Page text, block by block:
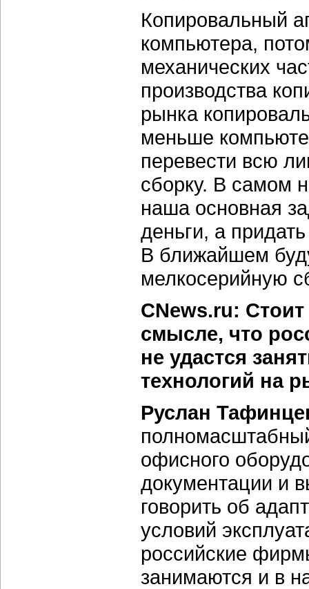
Копировальный
компьютера,
механических
производства
рынка
меньше
перевести всю
сборку. В самом
наша основная
деньги, а
В ближайшем
мелкосерийную
CNews.ru:
смысле, что
не удастся
технологий на
Руслан
офисного
документации и
говорить об
условий
российские
занимаются и в